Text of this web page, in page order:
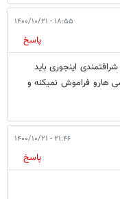
۱۸:۵۵ - ۱۴۰۰/۱۰/۲۱
پاسخ
شرافتمندی اینجوری باید
فراموش نمیکنه و
۲۱:۴۶ - ۱۴۰۰/۱۰/۲۱
پاسخ